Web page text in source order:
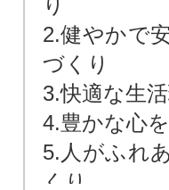
り
2.健やかで
づくり
3.快適な生
4.豊かな心
5.人がふれ
くり